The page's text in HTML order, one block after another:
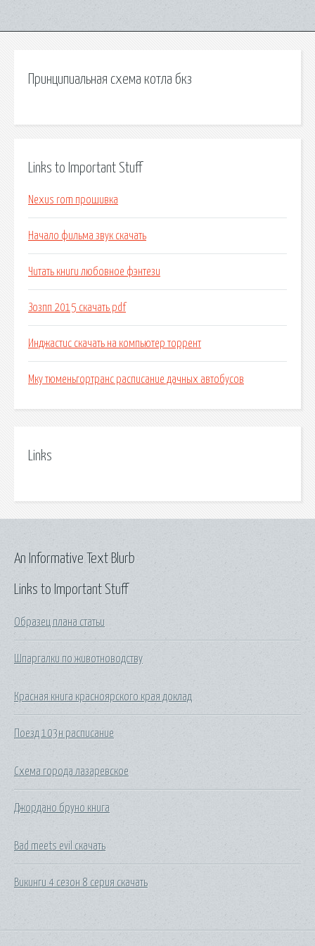
Принципиальная схема котла бкз
Links to Important Stuff
Nexus rom прошивка
Начало фильма звук скачать
Читать книги любовное фэнтези
Зозпп 2015 скачать pdf
Инджастис скачать на компьютер торрент
Мку тюменьгортранс расписание дачных автобусов
Links
Links to Important Stuff
Образец плана статьи
Шпаргалки по животноводству
Красная книга красноярского края доклад
Поезд 103н расписание
Схема города лазаревское
Джордано бруно книга
Bad meets evil скачать
Викинги 4 сезон 8 серия скачать
An Informative Text Blurb